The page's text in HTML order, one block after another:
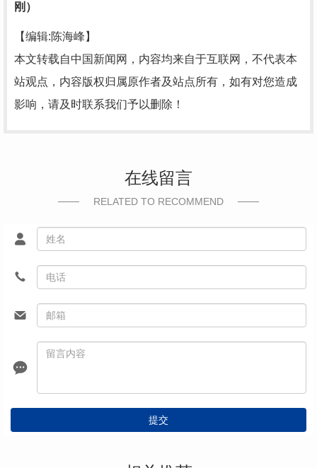
刚）
【编辑:陈海峰】
本文转载自中国新闻网，内容均来自于互联网，不代表本
站观点，内容版权归属原作者及站点所有，如有对您造成
影响，请及时联系我们予以删除！
在线留言
RELATED TO RECOMMEND
提交